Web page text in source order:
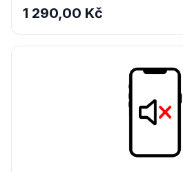
1 290,00 Kč